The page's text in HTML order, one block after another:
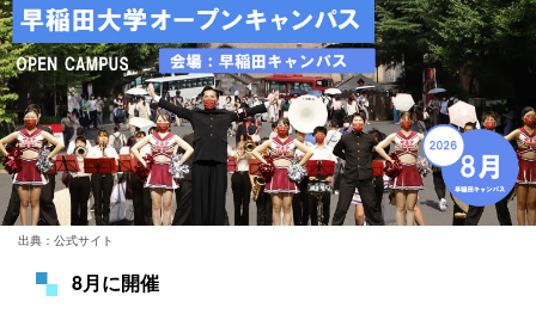
出典：公式サイト
8月に開催